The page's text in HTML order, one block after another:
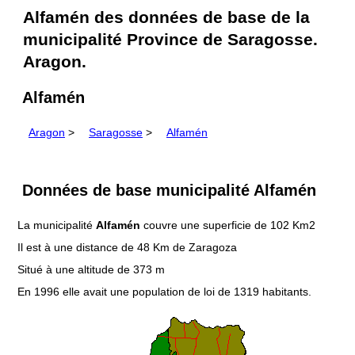
Alfamén des données de base de la
municipalité Province de Saragosse.
Aragon.
Alfamén
Aragon > Saragosse > Alfamén
Données de base municipalité Alfamén
La municipalité Alfamén couvre une superficie de 102 Km2
Il est à une distance de 48 Km de Zaragoza
Situé à une altitude de 373 m
En 1996 elle avait une population de loi de 1319 habitants.